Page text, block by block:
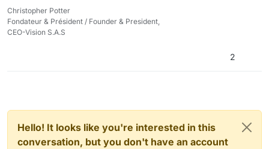
Christopher Potter
Fondateur & Président / Founder & President,
CEO-Vision S.A.S
2
Hello! It looks like you're interested in this
conversation, but you don't have an account